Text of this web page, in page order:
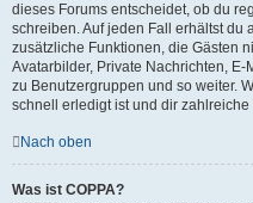
dieses Forums entscheidet, ob du
schreiben. Auf jeden Fall erhältst du
zusätzliche Funktionen, die Gästen
Avatarbilder, Private Nachrichten,
zu Benutzergruppen und so weiter.
schnell erledigt ist und dir zahlreiche
Nach oben
Was ist COPPA?